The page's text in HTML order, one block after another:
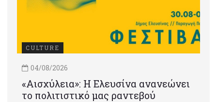
CULTURE
04/08/2026
«Αισχύλεια»: Η Ελευσίνα ανανεώνει
το πολιτιστικό μας ραντεβού